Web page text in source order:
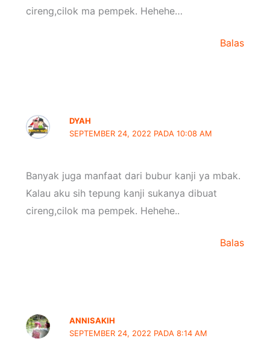
cireng,cilok ma pempek. Hehehe…
Balas
DYAH
SEPTEMBER 24, 2022 PADA 10:08 AM
Banyak juga manfaat dari bubur kanji ya mbak.
Kalau aku sih tepung kanji sukanya dibuat
cireng,cilok ma pempek. Hehehe..
Balas
ANNISAKIH
SEPTEMBER 24, 2022 PADA 8:14 AM